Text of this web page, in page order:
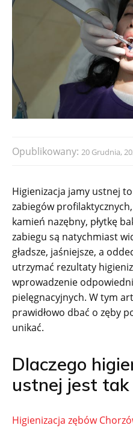
Opublikowany: 20 Grudnia,
Higienizacja jamy ustnej
zabiegów
kamień nazębny, płytkę
zabiegu są natychmiast
gładsze, jaśniejsze, a
utrzymać rezultaty
wprowadzenie
pielęgnacyjnych. W tym
prawidłowo dbać o zęby
unikać.
Dlaczego
ustnej jest tak
Higienizacja zębów